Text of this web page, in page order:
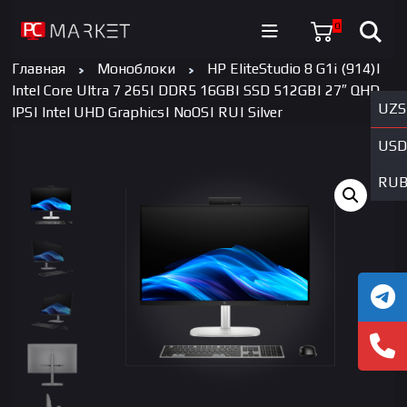
0
UZS
USD
RUB
Главная Моноблоки
HP EliteStudio 8 G1i (914)|
Intel Core Ultra 7 265| DDR5 16GB| SSD 512GB| 27″ QHD
IPS| Intel UHD Graphics| NoOS| RU| Silver